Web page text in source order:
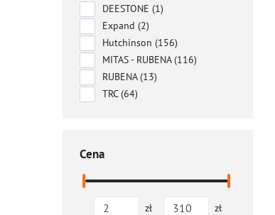
DEESTONE (1)
Expand (2)
Hutchinson (156)
MITAS - RUBENA(116)
RUBENA(13)
TRC(64)
Cena
zł zł